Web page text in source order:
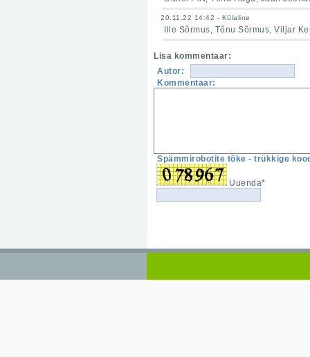
20.11.22 14:42 - Külaline
Ille Sõrmus, Tõnu Sõrmus, Viljar
Lisa kommentaar:
Autor:
Kommentaar:
Spämmirobotite tõke - trükkige
Uuenda*